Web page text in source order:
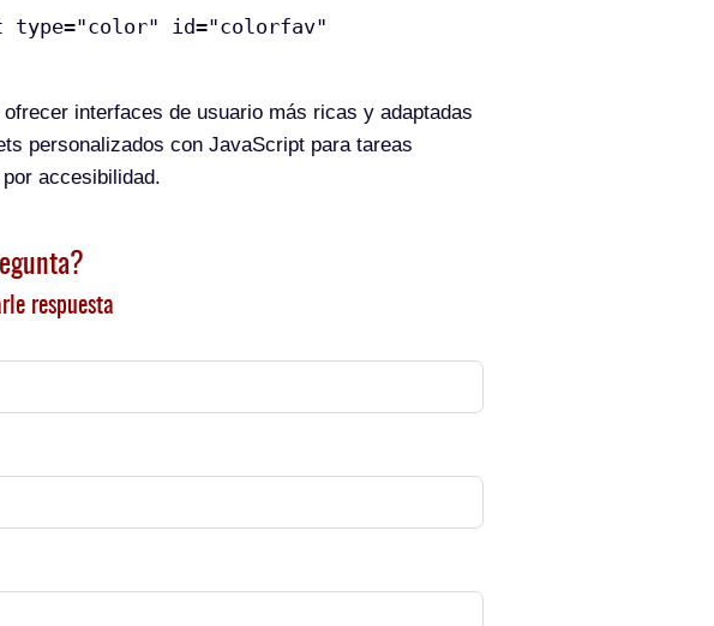
type="color" id="colorfav"
interfaces de usuario más ricas y adaptadas
personalizados con JavaScript para tareas
por accesibilidad.
respuesta